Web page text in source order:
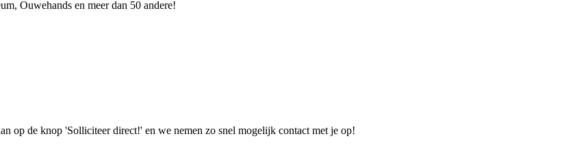
Ouwehands en meer dan 50 andere!
op de knop 'Solliciteer direct!' en we nemen zo snel mogelijk contact met je op!